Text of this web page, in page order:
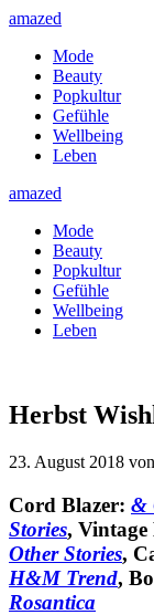
amazed
Mode
Beauty
Popkultur
Gefühle
Wellbeing
Leben
amazed
Mode
Beauty
Popkultur
Gefühle
Wellbeing
Leben
Herbst
23. August 2018 von
Cord Blazer: &
Stories, Vintage
Other Stories,
H&M Trend,
Rosantica